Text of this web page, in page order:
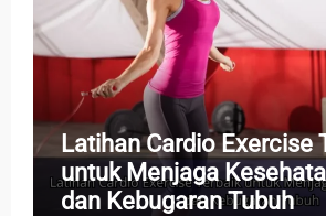
Latihan Cardio Exercise
untuk Menjaga
dan Kebugaran Tubuh